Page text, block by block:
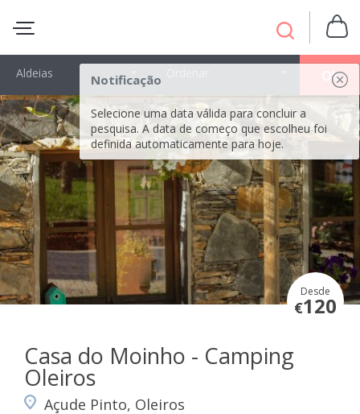
Notificação
Selecione uma data válida para concluir a
pesquisa. A data de começo que escolheu foi
definida automaticamente para hoje.
OK
Aldeias
Desde
€120
Casa do Moinho - Camping
Oleiros
Açude Pinto, Oleiros